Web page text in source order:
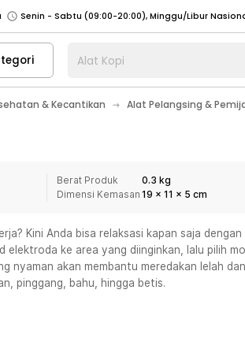
Senin - Jumat (07:00 - 20:00), Sabtu -
Senin - Jumat (08:00 - 20:00), Sabtu - Minggu/ Libur
Senin - Jumat (08:00 - 20:00), Sabtu - Minggu/ Libur
Senin - Sabtu (09:00-20:00), Minggu/Libur
Senin - Sabtu (09:00-20:00), Minggu/Libur
Senin - Jumat (07:00 - 20:00), Sabtu -
Senin - Jumat (08:00 - 20:00), Sabtu - Minggu/ Libur
Alat Kopi
& Kecantikan Alat Pelangsing &
Berat Produk
0.3 kg
Dimensi Kemasan 19 x 11 x 5 cm
Kini Anda bisa relaksasi kapan saja
elektroda ke area yang diinginkan, lalu pilih
nyaman akan membantu meredakan lelah dan
pinggang, bahu, hingga betis.